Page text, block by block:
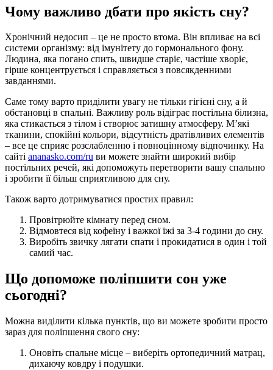
Чому важливо дбати про якість сну?
Хронічний недосип – це не просто втома. Він впливає на всі
системи організму: від імунітету до гормонального фону.
Людина, яка погано спить, швидше старіє, частіше хворіє,
гірше концентрується і справляється з повсякденними
завданнями.
Саме тому варто приділити увагу не тільки гігієні сну, а й
обстановці в спальні. Важливу роль відіграє постільна білизна,
яка стикається з тілом і створює затишну атмосферу. М’які
тканини, спокійні кольори, відсутність дратівливих елементів
– все це сприяє розслабленню і повноцінному відпочинку. На
сайті ananasko.com/ru ви можете знайти широкий вибір
постільних речей, які допоможуть перетворити вашу спальню
і зробити її більш сприятливою для сну.
Також варто дотримуватися простих правил:
Провітрюйте кімнату перед сном.
Відмовтеся від кофеїну і важкої їжі за 3-4 години до сну.
Виробіть звичку лягати спати і прокидатися в один і той
самий час.
Що допоможе поліпшити сон уже
сьогодні?
Можна виділити кілька пунктів, що ви можете зробити просто
зараз для поліпшення свого сну:
Оновіть спальне місце – виберіть ортопедичний матрац,
дихаючу ковдру і подушки.